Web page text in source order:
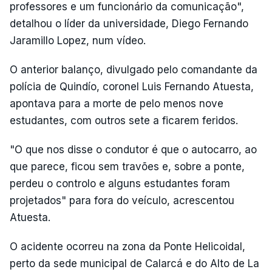
professores e um funcionário da comunicação",
detalhou o líder da universidade, Diego Fernando
Jaramillo Lopez, num vídeo.
O anterior balanço, divulgado pelo comandante da
polícia de Quindío, coronel Luis Fernando Atuesta,
apontava para a morte de pelo menos nove
estudantes, com outros sete a ficarem feridos.
"O que nos disse o condutor é que o autocarro, ao
que parece, ficou sem travões e, sobre a ponte,
perdeu o controlo e alguns estudantes foram
projetados" para fora do veículo, acrescentou
Atuesta.
O acidente ocorreu na zona da Ponte Helicoidal,
perto da sede municipal de Calarcá e do Alto de La